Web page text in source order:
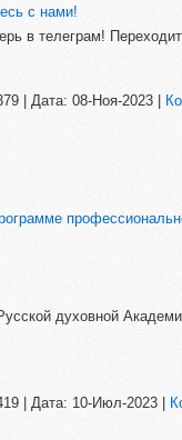
с нами!
в телеграм!
Дата: 08-Ноя-2023
духовной
Дата: 10-Июл-2023